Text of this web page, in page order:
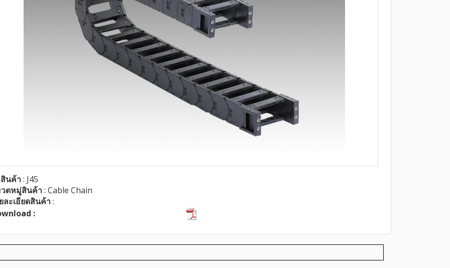
นค้า: J45
ดหมู่สินค้า: Cable Chain
ละเอียดสินค้า:
: